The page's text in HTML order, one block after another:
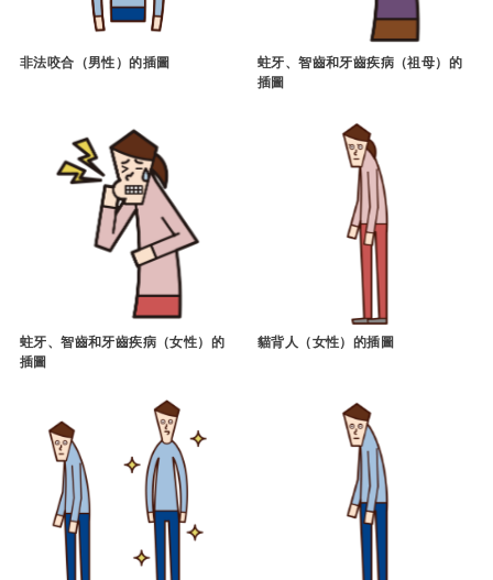
非法咬合（男性）的插圖
蛀牙、智齒和牙齒疾病（祖母）的
插圖
蛀牙、智齒和牙齒疾病（女性）的
插圖
貓背人（女性）的插圖